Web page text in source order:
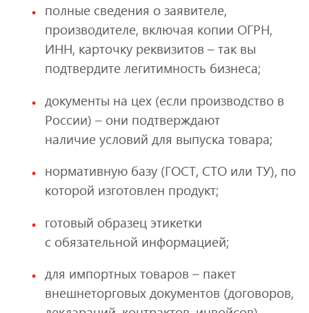
полные сведения о заявителе,
производителе, включая копии ОГРН,
ИНН, карточку реквизитов – так вы
подтвердите легитимность бизнеса;
документы на цех (если производство в
России) – они подтверждают
наличие условий для выпуска товара;
нормативную базу (ГОСТ, СТО или ТУ), по
которой изготовлен продукт;
готовый образец этикетки
с обязательной информацией;
для импортных товаров – пакет
внешнеторговых документов (договоров,